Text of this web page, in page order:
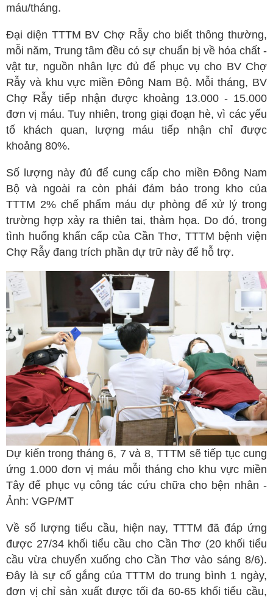
Dinh Dưỡng
Bác sĩ của bạn
máu/tháng.
Đại diện TTTM BV Chợ Rẫy cho biết thông thường,
mỗi năm, Trung tâm đều có sự chuẩn bị về hóa chất -
vật tư, nguồn nhân lực đủ để phục vụ cho BV Chợ
Rẫy và khu vực miền Đông Nam Bộ. Mỗi tháng, BV
Chợ Rẫy tiếp nhận được khoảng 13.000 - 15.000
đơn vị máu. Tuy nhiên, trong giại đoạn hè, vì các yếu
tố khách quan, lượng máu tiếp nhận chỉ được
khoảng 80%.
Số lượng này đủ để cung cấp cho miền Đông Nam
Bộ và ngoài ra còn phải đảm bảo trong kho của
TTTM 2% chế phẩm máu dự phòng để xử lý trong
trường hợp xảy ra thiên tai, thảm họa. Do đó, trong
tình huống khẩn cấp của Cần Thơ, TTTM bệnh viện
Chợ Rẫy đang trích phần dự trữ này để hỗ trợ.
Dự kiến trong tháng 6, 7 và 8, TTTM sẽ tiếp tục cung
ứng 1.000 đơn vị máu mỗi tháng cho khu vực miền
Tây để phục vụ công tác cứu chữa cho bện nhân -
Ảnh: VGP/MT
Về số lượng tiểu cầu, hiện nay, TTTM đã đáp ứng
được 27/34 khối tiểu cầu cho Cần Thơ (20 khối tiểu
cầu vừa chuyển xuống cho Cần Thơ vào sáng 8/6).
Đây là sự cố gắng của TTTM do trung bình 1 ngày,
đơn vị chỉ sản xuất được tối đa 60-65 khối tiểu cầu,